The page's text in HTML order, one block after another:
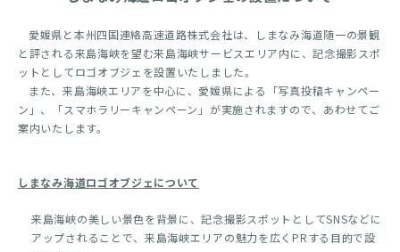
愛媛県と本州四国連絡高速道路株式会社は、しまなみ海道随一の景観
と評される来島海峡を望む来島海峡サービスエリア内に、記念撮影スポ
ットとしてロゴオブジェを設置いたしました。
また、来島海峡エリアを中心に、愛媛県による「写真投稿キャンペー
ン」、「スマホラリーキャンペーン」が実施されますので、あわせてご
案内いたします。
しまなみ海道ロゴオブジェについて
来島海峡の美しい景色を背景に、記念撮影スポットとしてSNSなどに
アップされることで、来島海峡エリアの魅力を広くPRする目的で設